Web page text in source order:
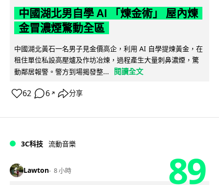
中國湖北男自學 AI 「煉金術」 屋內煉
金冒濃煙驚動全區
中國湖北黃石一名男子見金價高企，利用 AI 自學提煉黃金，在
租住單位私設高壓爐及作坊冶煉，過程產生大量刺鼻濃煙，驚
動鄰居報警。警方到場揭發整...
閱讀全文
62 6 ↗ 分享
3C科技 流動音樂
Lawton 8 小時 89